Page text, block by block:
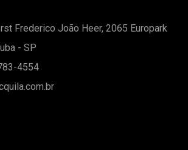
Frederico João Heer, 2065 Europark
- SP
4554